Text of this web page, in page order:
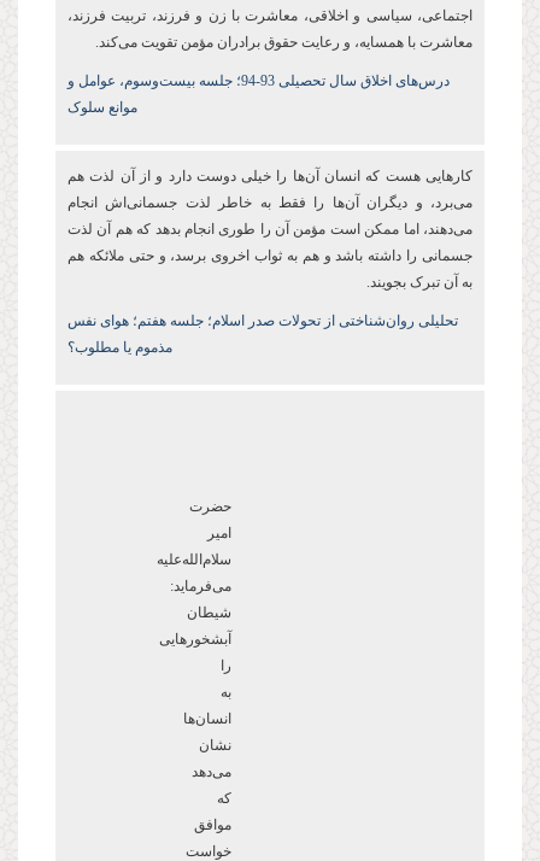
اجتماعی، سیاسی و اخلاقی، معاشرت با زن و فرزند، تربیت فرزند،
معاشرت با همسایه، و رعایت حقوق برادران مؤمن تقویت می‌­کند.
درس‌های اخلاق سال تحصیلی 93-94؛ جلسه بیست‌وسوم، عوامل و
موانع سلوک
کارهایی هست که انسان آنها را خیلی دوست دارد و از آن لذت هم
میبرد، و دیگران آنها را فقط به خاطر لذت جسمانیاش انجام
میدهند، اما ممکن است مؤمن آن را طوری انجام بدهد که هم آن لذت
جسمانی را داشته باشد و هم به ثواب اخروی برسد، و حتی ملائکه هم
به آن تبرک بجویند.
تحلیلی روان‌شناختی از تحولات صدر اسلام؛ جلسه هفتم؛ هوای نفس
مذموم یا مطلوب؟
حضرت
امیر
سلام‌الله‌علیه
میفرماید:
شیطان
آبشخورهایی
را
به
انسانها
نشان
میدهد
که
موافق
خواست